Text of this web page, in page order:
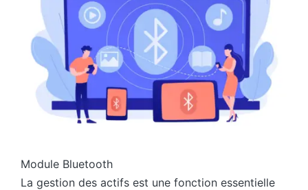
Module Bluetooth
La gestion des actifs est une fonction essentielle